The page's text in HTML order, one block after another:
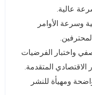
عالية.
وسرعة الأوامر
واختبار الفرضيات
الاقتصادي المتقدمة.
ومهيأة للنشر